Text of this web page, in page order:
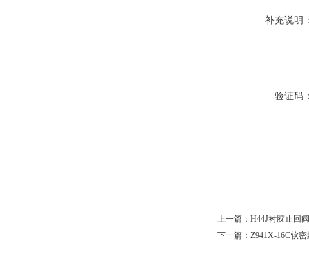
补充说明
验证码
上一篇： H44J衬胶止回
下一篇： Z941X-16C软